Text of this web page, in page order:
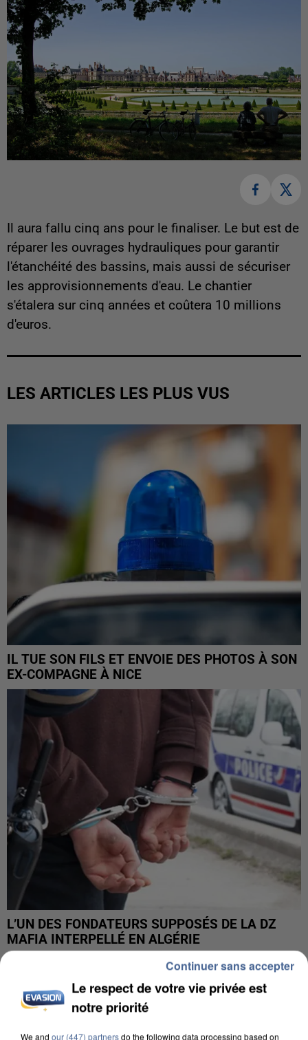
Il aura fallu cinq ans pour le finaliser. Le but est de
réparer les ouvrages hydrauliques pour garantir
l'étanchéité des bassins, mais aussi de sécuriser
les approvisionnements d'eau. Le chantier
s'étalera sur cinq années et coûtera 10 millions
d'euros.
LES ARTICLES LES PLUS VUS
IL TUE SON FILS ET ENVOIE DES PHOTOS À SON
EX-COMPAGNE À NICE
L’UN DES FONDATEURS SUPPOSÉS DE LA DZ
MAFIA INTERPELLÉ EN ALGÉRIE
Le respect de votre vie privée est
notre priorité
We and our (447) partnersdo the following data processing based on
Continuer sans accepter